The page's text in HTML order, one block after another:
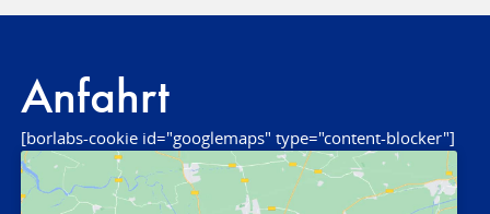
Anfahrt
[borlabs-cookie id="googlemaps" type="content-blocker"]